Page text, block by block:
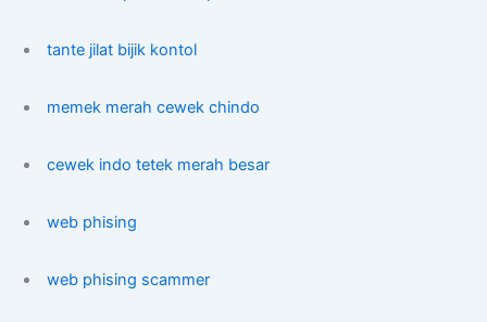
tante jilat bijik kontol
memek merah cewek chindo
cewek indo tetek merah besar
web phising
web phising scammer